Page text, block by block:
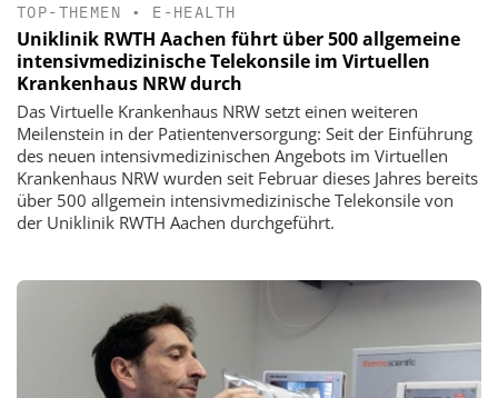
TOP-THEMEN • E-HEALTH
Uniklinik RWTH Aachen führt über 500 allgemeine
intensivmedizinische Telekonsile im Virtuellen
Krankenhaus NRW durch
Das Virtuelle Krankenhaus NRW setzt einen weiteren
Meilenstein in der Patientenversorgung: Seit der Einführung
des neuen intensivmedizinischen Angebots im Virtuellen
Krankenhaus NRW wurden seit Februar dieses Jahres bereits
über 500 allgemein intensivmedizinische Telekonsile von
der Uniklinik RWTH Aachen durchgeführt.